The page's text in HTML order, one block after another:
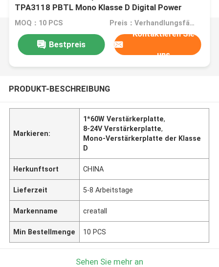
TPA3118 PBTL Mono Klasse D Digital Power
Audio Board
MOQ：10 PCS Preis：Verhandlungsfähig
Bestpreis
Kontaktieren Sie
uns
PRODUKT-BESCHREIBUNG
Markieren:
1*60W Verstärkerplatte,
8-24V Verstärkerplatte,
Mono-Verstärkerplatte der Klasse
D
Herkunftsort CHINA
Lieferzeit 5-8 Arbeitstage
Markenname creatall
Min Bestellmenge 10 PCS
Sehen Sie mehr an